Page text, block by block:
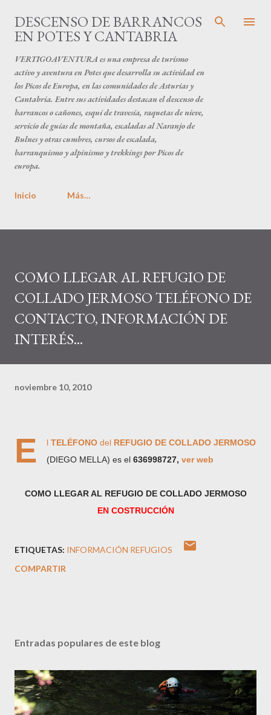
Ir al contenido principal
DESCENSO DE BARRANCOS
EN POTES Y CANTABRIA
VERTIGOAVENTURA es una empresa de turismo
activo y aventura en Potes que desarrolla su actividad en
los Picos de Europa, en las comunidades de Asturias y
Cantabria. Entre sus actividades destacan el descenso de
barrancos o cañones, esquí de travesía, raquetas de nieve,
servicio de guías de montaña, escaladas al Naranjo de
Bulnes y otras cumbres, cursos de escalada,
barranquismo y alpinismo y trekkings por Picos de
europa.
Inicio Más…
COMO LLEGAR AL REFUGIO DE
COLLADO JERMOSO TELÉFONO DE
CONTACTO, INFORMACIÓN DE
INTERÉS...
noviembre 10, 2010
E l TELÉFONO del REFUGIO DE COLLADO JERMOSO
(DIEGO MELLA) es el 636998727, ver web
COMO LLEGAR AL REFUGIO DE COLLADO JERMOSO
EN COSTRUCCIÓN
ETIQUETAS: INFORMACIÓN REFUGIOS
COMPARTIR
Entradas populares de este blog